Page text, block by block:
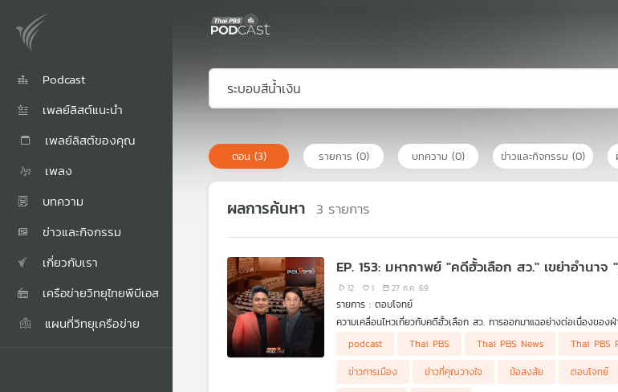
Podcast
เพลย์ลิสต์แนะนำ
เพลย์ลิสต์ของคุณ
เพลง
บทความ
ข่าวและกิจกรรม
เกี่ยวกับเรา
เครือข่ายวิทยุไทยพีบีเอส
แผนที่วิทยุเครือข่าย
ตอน (3) รายการ (0) บทความ (0) ข่าวและกิจกรรม (0)
ผลการค้นหา 3 รายการ
EP. 153: มหากาพย์ "คดีฮั้วเลือก สว." เขย่าอำนาจ
12 1 27 ก.ค. 69
รายการ : ตอบโจทย์
ความเคลื่อนไหวเกี่ยวกับคดีฮั้วเลือก สว. การออกมาแฉอย่างต่อเนื่องของ
รศ. ดร.ปริญญา เทวานฤมิตรกุล คณะนิติศาสตร์ ม.ธรรมศาสตร์
เทพไท เสนพงศ์ อดีตสมาชิกสภาผู้แทนราษฎร
podcast Thai PBS Thai PBS News Thai PBS
ข่าวการเมือง
ข่าวที่คุณวางใจ ข้อสงสัย ตอบโจทย์